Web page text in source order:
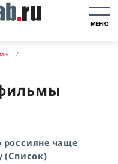
МЕНЮ
россияне чаще
(Список)